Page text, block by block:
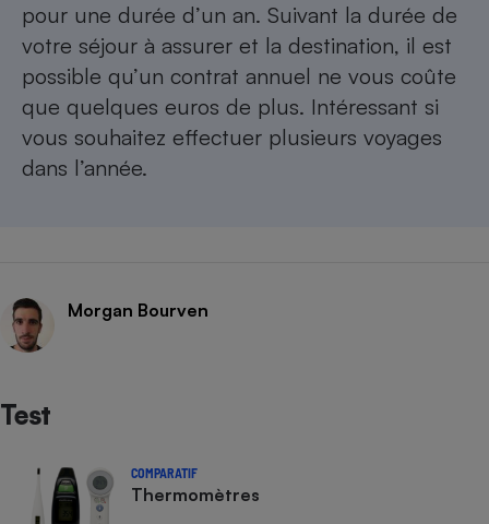
pour une durée d’un an. Suivant la durée de
votre séjour à assurer et la destination, il est
possible qu’un contrat annuel ne vous coûte
que quelques euros de plus. Intéressant si
vous souhaitez effectuer plusieurs voyages
dans l’année.
Morgan Bourven
Test
COMPARATIF
Thermomètres